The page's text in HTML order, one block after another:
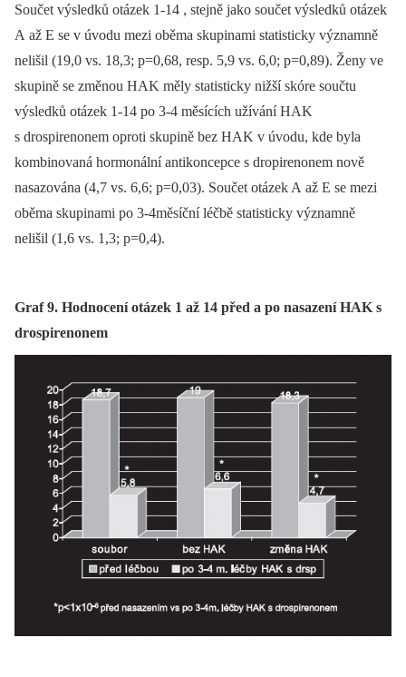
Součet výsledků otázek 1-14 , stejně jako součet výsledků otázek
A až E se v úvodu mezi oběma skupinami statisticky významně
nelišil (19,0 vs. 18,3; p=0,68, resp. 5,9 vs. 6,0; p=0,89). Ženy ve
skupině se změnou HAK měly statisticky nižší skóre součtu
výsledků otázek 1-14 po 3-4 měsících užívání HAK
s drospirenonem oproti skupině bez HAK v úvodu, kde byla
kombinovaná hormonální antikoncepce s dropirenonem nově
nasazována (4,7 vs. 6,6; p=0,03). Součet otázek A až E se mezi
oběma skupinami po 3-4měsíční léčbě statisticky významně
nelišil (1,6 vs. 1,3; p=0,4).
Graf 9. Hodnocení otázek 1 až 14 před a po nasazení HAK s
drospirenonem